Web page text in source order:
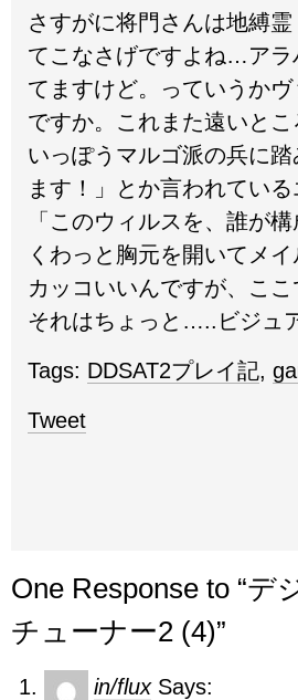
さすがに将門さんは地縛
てこなさげですよね…アラ
てますけど。っていうか
ですか。これまた遠いと
いっぽうマルゴ派の兵に
ます！」とか言われてい
「このウィルスを、誰が
くわっと胸元を開いてメ
カッコいいんですが、こ
それはちょっと…..ビジュ
Tags: DDSAT2プレイ記,
Tweet
One Response to “
チューナー2 (4)”
in/fluxSays: